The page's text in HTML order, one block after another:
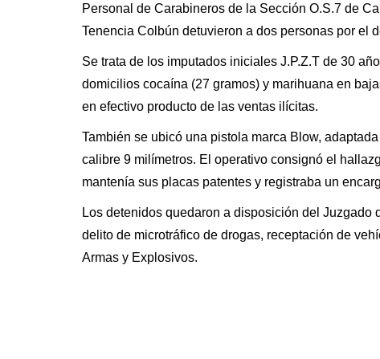
Personal de Carabineros de la Sección O.S.7 de
Tenencia Colbún detuvieron a dos personas por el
Se trata de los imputados iniciales J.P.Z.T de 30
domicilios cocaína (27 gramos) y marihuana en
en efectivo producto de las ventas ilícitas.
También se ubicó una pistola marca Blow,
calibre 9 milímetros. El operativo consignó el
mantenía sus p lacas patentes y registraba un
Los detenidos quedaron a disposición del Juzgado
delito de microtráfico de drogas, receptación de v
Armas y Explosivos.
Crónica
ChileAtiende Inauguró Centro de
Atención Virtual en San...
Editora Agosto 6, 2026